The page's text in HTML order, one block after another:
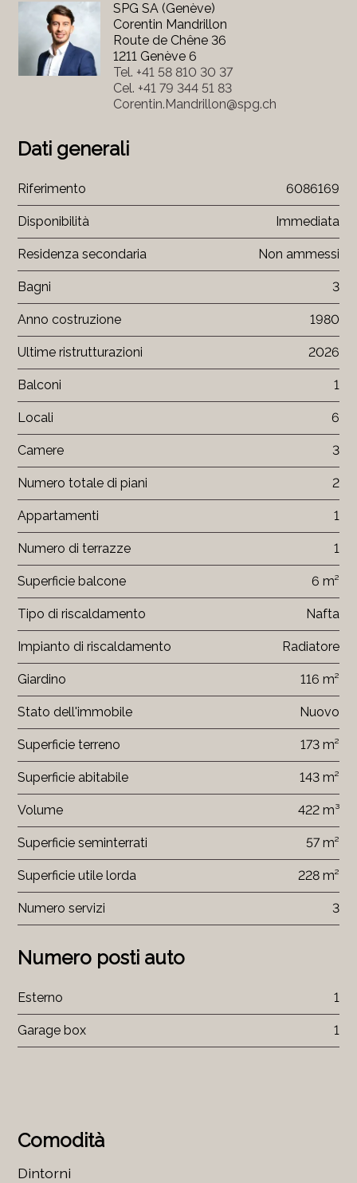
Comodità
Dintorni
SPG SA (Genève)
Corentin Mandrillon
Route de Chêne 36
1211 Genève 6
Tel. +41 58 810 30 37
Cel. +41 79 344 51 83
Corentin.Mandrillon@spg.ch
Dati generali
Riferimento 6086169
Disponibilità Immediata
Residenza secondaria Non ammessi
Bagni 3
Anno costruzione 1980
Ultime ristrutturazioni 2026
Balconi 1
Locali 6
Camere 3
Numero totale di piani 2
Appartamenti 1
Numero di terrazze 1
Superficie balcone 6 m²
Tipo di riscaldamento Nafta
Impianto di riscaldamento Radiatore
Giardino 116 m²
Stato dell'immobile Nuovo
Superficie terreno 173 m²
Superficie abitabile 143 m²
Volume 422 m³
Superficie seminterrati 57 m²
Superficie utile lorda 228 m²
Numero servizi 3
Numero posti auto
Esterno 1
Garage box 1